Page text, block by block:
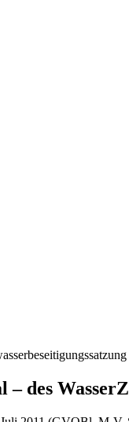
des